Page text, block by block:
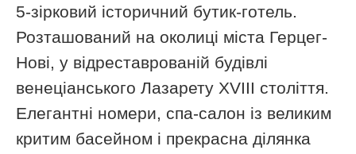
5-зірковий історичний бутик-готель.
Розташований на околиці міста Герцег-
Нові, у відреставрованій будівлі
венеціанського Лазарету XVIII століття.
Елегантні номери, спа-салон із великим
критим басейном і прекрасна ділянка